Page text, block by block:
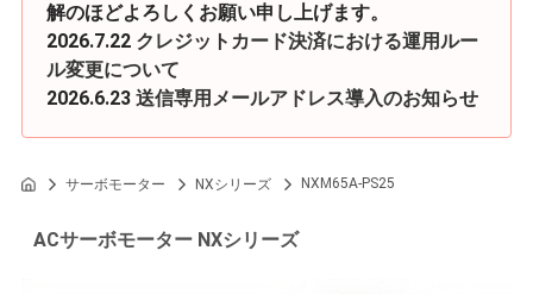
解のほどよろしくお願い申し上げます。
2026.7.22 クレジットカード決済における運用ルー
ル変更について
2026.6.23 送信専用メールアドレス導入のお知らせ
サーボモーター NXシリーズ NXM65A-PS25
ACサーボモーター NXシリーズ